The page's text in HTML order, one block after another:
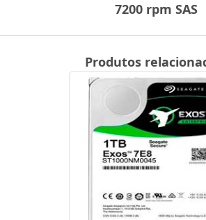
7200 rpm SAS
Produtos